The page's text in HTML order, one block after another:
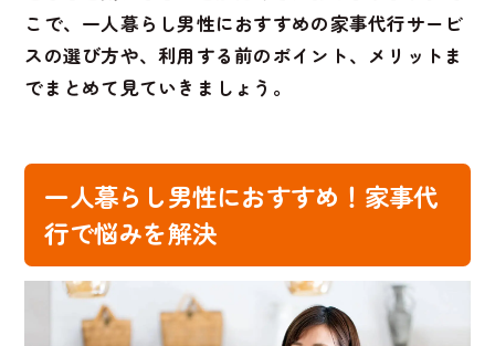
こで、一人暮らし男性におすすめの家事代行サービ
スの選び方や、利用する前のポイント、メリットま
でまとめて見ていきましょう。
一人暮らし男性におすすめ！家事代
行で悩みを解決